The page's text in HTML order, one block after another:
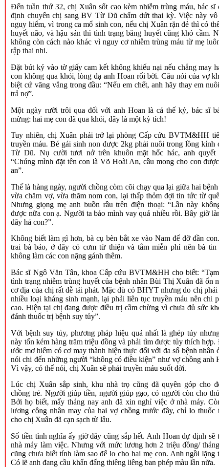
Đến tuần thứ 32, chị Xuân sốt cao kèm nhiễm trùng máu, bác sĩ
định chuyển chị sang BV Từ Dũ chấm dứt thai kỳ. Việc này vô
nguy hiểm, vì trong ca mổ sinh con, nếu chị Xuân rặn đẻ thì có
huyết não, và hậu sản thì tình trạng băng huyết cũng khó cầm.
không còn cách nào khác vì nguy cơ nhiễm trùng máu từ mẹ
rập thai nhi.
Đặt bút ký vào tờ giấy cam kết không khiếu nại nếu chẳng may
con không qua khỏi, lòng dạ anh Hoan rối bời. Câu nói của vợ
biệt cứ văng vẳng trong đầu: “Nếu em chết, anh hãy thay em
trả nợ”.
Một ngày rưỡi trôi qua đối với anh Hoan là cả thế kỷ, bác sĩ
mừng: hai mẹ con đã qua khỏi, đây là một kỳ tích!
Tuy nhiên, chị Xuân phải trở lại phòng Cấp cứu BVTM&HH
truyền máu. Bé gái sinh non được 2kg phải nuôi trong lồng kính
Từ Dũ. Nụ cười tươi nở trên khuôn mặt hốc hác, anh quyết
“Chúng mình đặt tên con là Võ Hoài An, cầu mong cho con
an”.
Thế là hàng ngày, người chồng còm cõi chạy qua lại giữa hai
vừa chăm vợ, vừa thăm nom con, lại thấp thỏm đợi tin tức từ
Nhưng giọng mẹ anh buồn rầu trên điện thoại: “Lần này
được nữa con ạ. Người ta bảo mình vay quá nhiều rồi. Bây giờ
đây hả con?”.
Không biết làm gì hơn, bà cụ bèn bắt xe vào Nam để đỡ đần
trai bà bảo, ở đây có cơm từ thiện và tắm miễn phí nên bà tin
không làm các con nặng gánh thêm.
Bác sĩ Ngô Văn Tân, khoa Cấp cứu BVTM&HH cho biết:
tình trạng nhiễm trùng huyết của bệnh nhân Bùi Thị Xuân đã ổn
cơ địa của chị rất dễ tái phát. Mặc dù có BHYT nhưng do chị phải
nhiều loại kháng sinh mạnh, lại phải liên tục truyền máu nên chi
cao. Hiện tại chị đang được điều trị cầm chừng vì chưa đủ sức
đánh thuốc trị bệnh suy tủy”.
Với bệnh suy tủy, phương pháp hiệu quả nhất là ghép tủy
này tốn kém hàng trăm triệu đồng và phải tìm được tủy thích
ước mơ hiếm có cơ may thành hiện thực đối với đa số bệnh nhân
nói chi đến những người “không có điều kiện” như vợ chồng anh
Vì vậy, có thể nói, chị Xuân sẽ phải truyền máu suốt đời.
Lúc chị Xuân sắp sinh, khu nhà trọ cũng đã quyên góp cho
chồng trẻ. Người giúp tiền, người giúp gạo, có người còn cho
Bởi họ biết, mấy tháng nay anh đã xin nghỉ việc ở nhà máy.
lương công nhân may của hai vợ chồng trước đây, chỉ lo thuốc
cho chị Xuân đã cạn sạch từ lâu.
Số tiền tình nghĩa ấy giờ đây cũng sắp hết. Anh Hoan dự định sẽ
nhà máy làm việc. Nhưng với mức lương hơn 2 triệu đồng/
cũng chưa biết tính làm sao để lo cho hai mẹ con. Anh ngồi lặng
Có lẽ anh đang cầu khẩn đấng thiêng liêng ban phép màu lần nữa.